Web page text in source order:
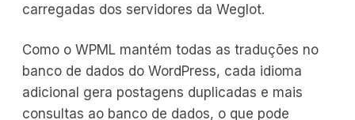
carregadas dos servidores da Weglot.
Como o WPML mantém todas as traduções no
banco de dados do WordPress, cada idioma
adicional gera postagens duplicadas e mais
consultas ao banco de dados, o que pode